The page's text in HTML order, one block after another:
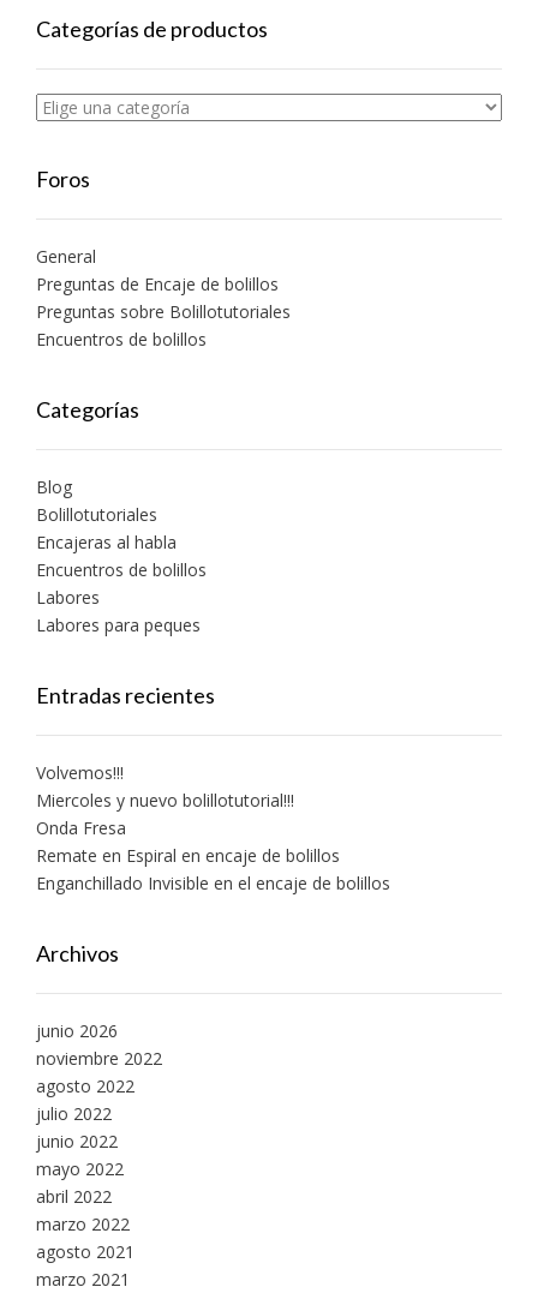
Categorías de productos
Foros
General
Preguntas de Encaje de bolillos
Preguntas sobre Bolillotutoriales
Encuentros de bolillos
Categorías
Blog
Bolillotutoriales
Encajeras al habla
Encuentros de bolillos
Labores
Labores para peques
Entradas recientes
Volvemos!!!
Miercoles y nuevo bolillotutorial!!!
Onda Fresa
Remate en Espiral en encaje de bolillos
Enganchillado Invisible en el encaje de bolillos
Archivos
junio 2026
noviembre 2022
agosto 2022
julio 2022
junio 2022
mayo 2022
abril 2022
marzo 2022
agosto 2021
marzo 2021